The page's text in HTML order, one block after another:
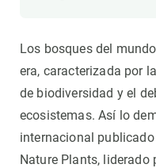
Los bosques del
era, caracterizada por
de biodiversidad y el
ecosistemas. Así lo
internacional
Nature Plants, liderado